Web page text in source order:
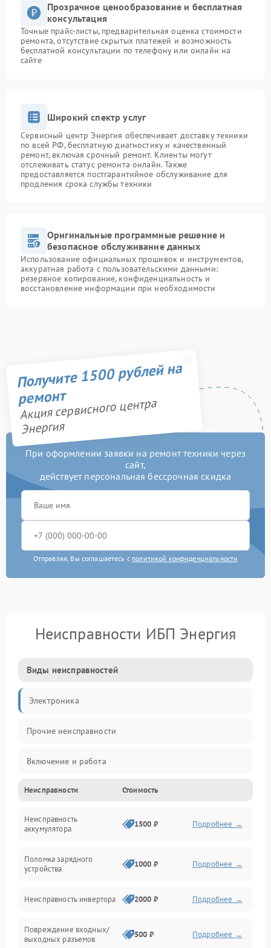
Прозрачное ценообразование и бесплатная
консультация
Точные прайс-листы, предварительная оценка стоимости
ремонта, отсутствие скрытых платежей и возможность
бесплатной консультации по телефону или онлайн на
сайте
Широкий спектр услуг
Сервисный центр Энергия обеспечивает доставку техники
по всей РФ, бесплатную диагностику и качественный
ремонт, включая срочный ремонт. Клиенты могут
отслеживать статус ремонта онлайн. Также
предоставляется постгарантийное обслуживание для
продления срока службы техники
Оригинальные программные решение и
безопасное обслуживание данных
Использование официальных прошивок и инструментов,
аккуратная работа с пользовательскими данными:
резервное копирование, конфиденциальность и
восстановление информации при необходимости
Получите 1500 рублей на
ремонт
Акция сервисного центра
Энергия
При оформлении заявки на ремонт техники через
сайт,
действует персональная бессрочная скидка
Отправляя, Вы соглашаетесь с политикой конфиденциальности
Неисправности ИБП Энергия
Виды неисправностей
Электроника
Прочие неисправности
Включение и работа
Работа с нагрузкой
Звук и индикация
Механические повреждения
Неисправности Стоимость
Неисправность
аккумулятора
1500 ₽ Подробнее →
Поломка зарядного
устройства
1000 ₽ Подробнее →
Неисправность инвертора 2000 ₽ Подробнее →
Повреждение входных/
выходных разъемов
500 ₽ Подробнее →